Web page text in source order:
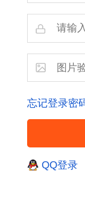
忘记登录密
QQ登录